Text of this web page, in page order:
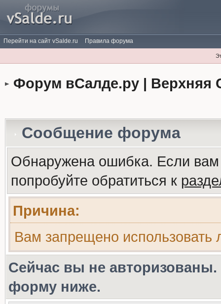
Перейти на сайт vSalde.ru Правила форума
Форум вСалде.ру | Верхняя
Сообщение форума
Обнаружена ошибка. Если
попробуйте обратиться к
Причина:
Вам запрещено
Сейчас вы не авторизованы.
форму ниже.